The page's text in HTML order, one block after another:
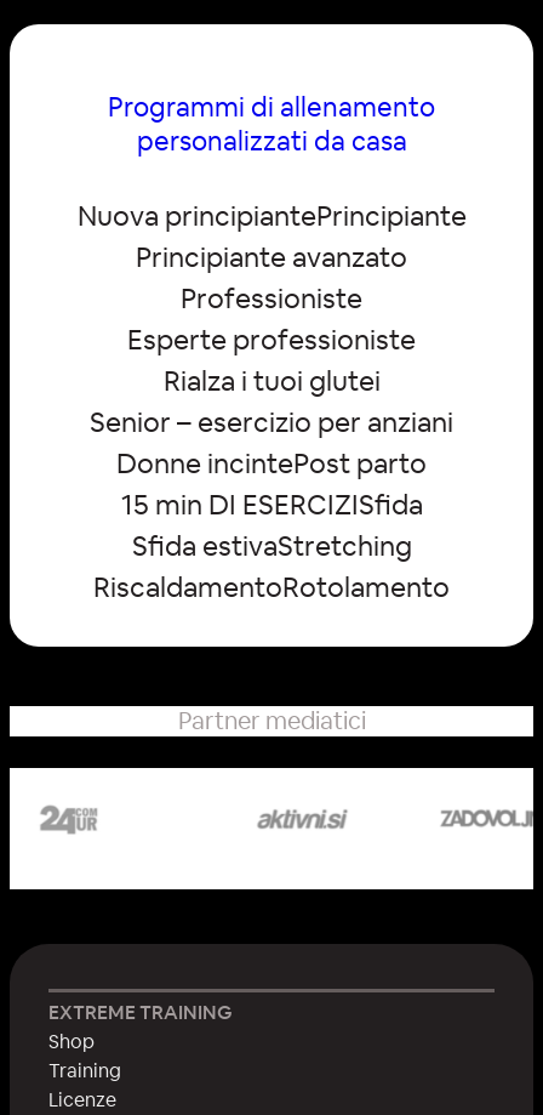
Programmi di allenamento
personalizzati da casa
Nuova principiantePrincipiante
Principiante avanzato
Professioniste
Esperte professioniste
Rialza i tuoi glutei
Senior – esercizio per anziani
Donne incintePost parto
15 min DI ESERCIZISfida
Sfida estivaStretching
RiscaldamentoRotolamento
Partner mediatici
EXTREME TRAINING
Shop
Training
Licenze